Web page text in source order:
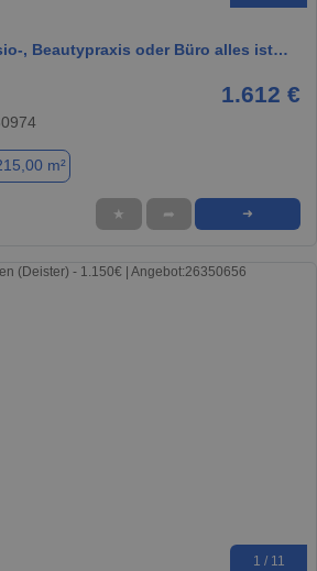
, Beautypraxis oder Büro alles ist…
1.612 €
m²
★ ➦ ➜
1 / 11